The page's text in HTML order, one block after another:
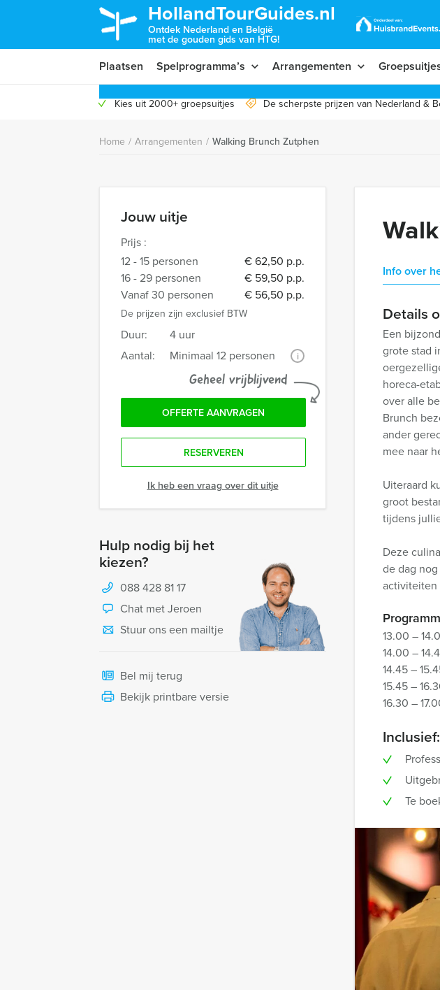
HollandTourGuides.nl
Ontdek Nederland en België
met de gouden gids van HTG!
Plaatsen Spelprogramma’s Arrangementen
Kies uit 2000+ groepsuitjes De scherpste prijzen van Nederland &
Home / Arrangementen / Walking Brunch Zutphen
Jouw uitje
Prijs :
12 - 15 personen
€ 62,50 p.p.
16 - 29 personen
€ 59,50 p.p.
Vanaf 30 personen
€ 56,50 p.p.
De prijzen zijn exclusief BTW
Duur:
4 uur
Aantal:
Minimaal 12 personen i
Geheel vrijblijvend
OFFERTE AANVRAGEN
RESERVEREN
Ik heb een vraag over dit uitje
Hulp nodig bij het
kiezen?
088 428 81 17
Chat met Jeroen
Stuur ons een mailtje
Bel mij terug
Bekijk printbare versie
Info over
Details
Een
grote stad
horeca-
over alle
Brunch
ander
mee naar
Uiteraard
groot
tijdens
Deze
de dag
activiteiten
13.00 –
14.00 –
14.45 –
15.45 –
16.30 –
Inclusief:
Te